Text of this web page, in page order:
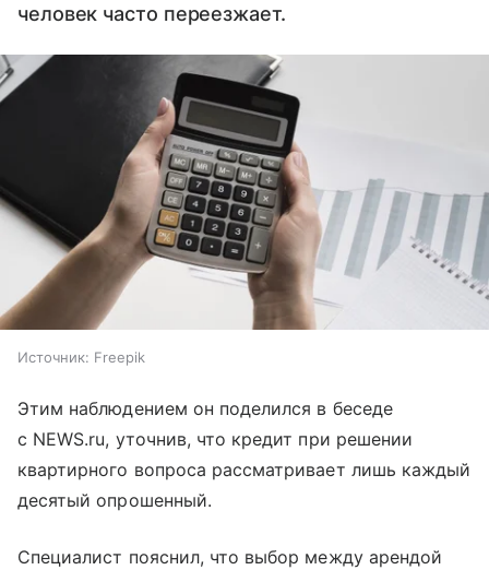
человек часто переезжает.
Источник: Freepik
Этим наблюдением он поделился в беседе
с NEWS.ru, уточнив, что кредит при решении
квартирного вопроса рассматривает лишь каждый
десятый опрошенный.
Специалист пояснил, что выбор между арендой